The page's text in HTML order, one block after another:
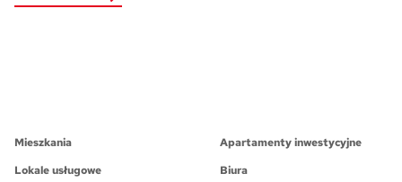
Mieszkania
Apartamenty inwestycyjne
Lokale usługowe
Biura